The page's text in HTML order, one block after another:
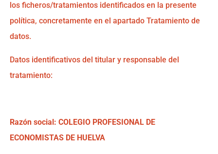
los ficheros/tratamientos identificados en la presente
política, concretamente en el apartado Tratamiento de
datos.
Datos identificativos del titular y responsable del
tratamiento:
Razón social: COLEGIO PROFESIONAL DE
ECONOMISTAS DE HUELVA